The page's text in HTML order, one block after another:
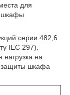
для
шкафы
серии 482,6
IEC 297).
на
защиты шкафа